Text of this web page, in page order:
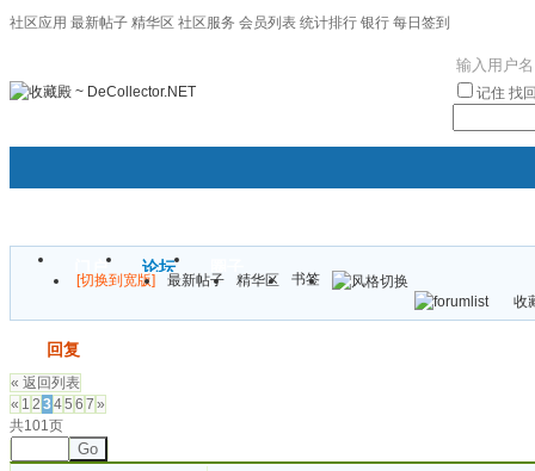
社区应用 最新帖子 精华区 社区服务 会员列表 统计排行 银行 每日签到
记住 找
门户 论坛
[切换到宽版] 最新帖子 精华区
书签
收
回复
« 返回列表
« 1 2 345 6 7 »
共101页
Go